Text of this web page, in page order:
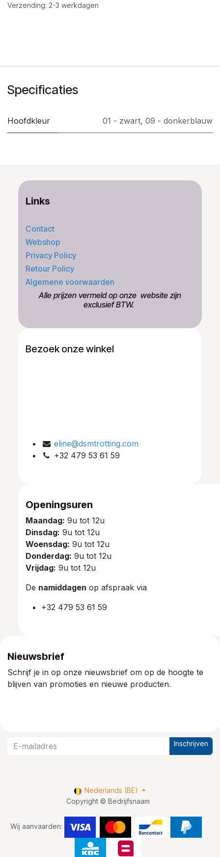
Verzending: 2-3 werkdagen
Specificaties
Hoofdkleur 01 - zwart, 09 - donkerblauw
Links
Contact
Webshop
Privacy Policy
Retour Policy
Algemene voorwaarden
​Alle prijzen vermeld op onze ​website zijn
exclusief BTW.
Bezoek onze winkel
eline@dsmtrotting.com
+32 479 53 61 59
Openingsuren
Maandag: 9u tot 12u
Dinsdag: 9u tot 12u
Woensdag: 9u tot 12u
Donderdag: 9u tot 12u
Vrijdag: 9u tot 12u
De namiddagen op afspraak via
+32 479 53 61 59
Nieuwsbrief
Schrijf je in op onze nieuwsbrief om op de hoogte te
blijven van promoties en nieuwe producten.
Inschrijven
Copyright © Bedrijfsnaam
Wij aanvaarden:
Nederlands (BE)